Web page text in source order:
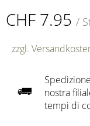
CHF 7.95 /
zzgl.
nostra
tempi di